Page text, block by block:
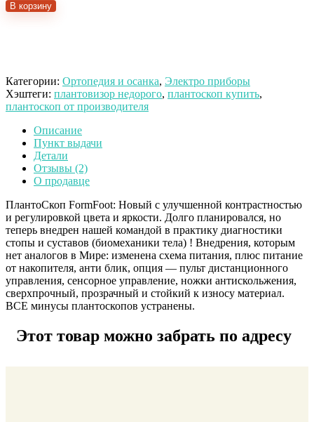
В корзину
Категории: Ортопедия и осанка, Электро приборы
Хэштеги: плантовизор недорого, плантоскоп купить,
плантоскоп от производителя
Описание
Пункт выдачи
Детали
Отзывы (2)
О продавце
ПлантоСкоп FormFoot: Новый с улучшенной контрастностью
и регулировкой цвета и яркости. Долго планировался, но
теперь внедрен нашей командой в практику диагностики
стопы и суставов (биомеханики тела) ! Внедрения, которым
нет аналогов в Мире: изменена схема питания, плюс питание
от накопителя, анти блик, опция — пульт дистанционного
управления, сенсорное управление, ножки антискольжения,
сверхпрочный, прозрачный и стойкий к износу материал.
ВСЕ минусы плантоскопов устранены.
Этот товар можно забрать по адресу